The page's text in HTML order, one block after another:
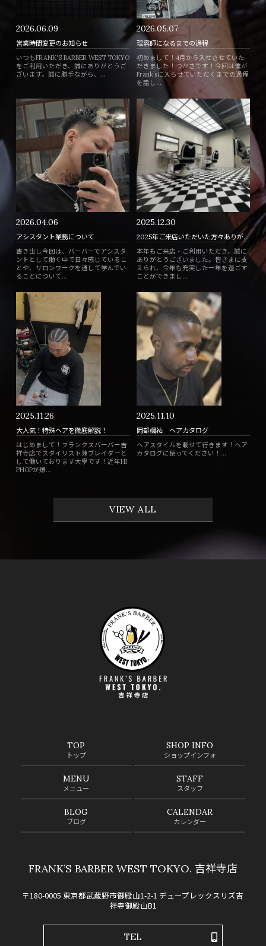
2026.06.09
営業時間変更のお知らせ
いつもFRANK'S BARBER WEST TOKYO
をご利用いただき、誠にありがとうご
ざいます。誠に勝手ながら、...
2026.05.07
理容師になるまでの過程
初めまして！4月から入社させていた
だきました！つかさです！今回は僕が
Frank’sに入らせていただくまでの過程
を話し...
2026.04.06
アシスタント業務について
書き出し今回は、バーバーでアシスタ
ントとして働く中で日々感じているこ
とや、サロンワークを通して学んでい
ることについて...
2025.12.30
2025年ご来店いただいた方々ありがとうございました！
本年もご来店・ご利用いただき、誠に
ありがとうございました。皆さまに支
えられ、今年も充実した一年を過ごす
ことができまし...
2025.11.26
大人気！特殊ヘアを徹底解説！
はじめまして！フランクスバーバー吉
祥寺店でスタイリスト兼ブレイダーと
して働いております大學です！近年HI
PHOPが爆...
2025.11.10
岡部颯祐 ヘアカタログ
ヘアスタイルを載せて行きます！ヘア
カタログに使ってください！...
VIEW ALL
TOP
トップ
SHOP INFO
ショップインフォ
MENU
メニュー
STAFF
スタッフ
BLOG
ブログ
CALENDAR
カレンダー
FRANK’S BARBER WEST TOKYO. 吉祥寺店
〒180-0005 東京都武蔵野市御殿山1-2-1 デュープレックスリズ吉
祥寺御殿山B1
TEL